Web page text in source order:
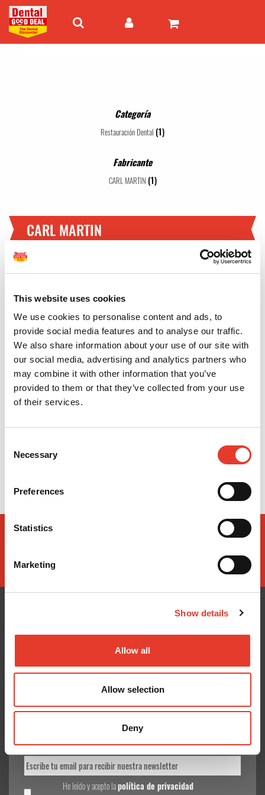
This website uses cookies
We use cookies to personalise content and ads, to
provide social media features and to analyse our traffic.
We also share information about your use of our site with
our social media, advertising and analytics partners who
may combine it with other information that you’ve
provided to them or that they’ve collected from your use
of their services.
Selection
Necessary
Preferences
Statistics
Marketing
Show details
Allow all
Allow selection
Deny
Categoría
Restauración Dental (1)
Fabricante
CARL MARTIN (1)
CARL MARTIN
Mejor valor 1 - 1 de 1 artículos
Quiénes somos
Gastos de envío
Contacto
GoodNews
He leído y acepto lapolítica de privacidad